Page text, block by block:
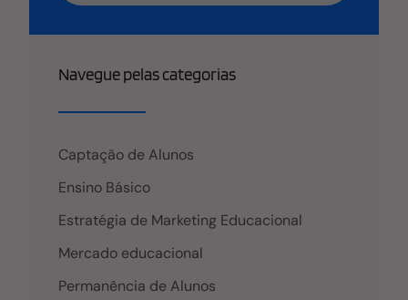
Navegue pelas categorias
Captação de Alunos
Ensino Básico
Estratégia de Marketing Educacional
Mercado educacional
Permanência de Alunos